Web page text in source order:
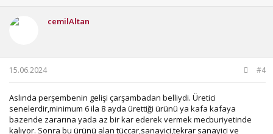
cemilAltan
15.06.2024 #4
Aslında perşembenin gelişi çarşambadan belliydi. Üretici
senelerdir,minimum 6 ila 8 ayda ürettiği ürünü ya kafa kafaya
bazende zararına yada az bir kar ederek vermek mecburiyetinde
kalıyor. Sonra bu ürünü alan tüccar,sanayici,tekrar sanayici ve